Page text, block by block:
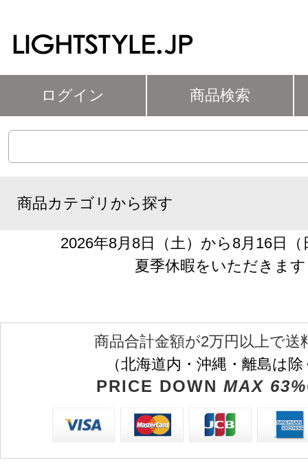
ログイン 商品検索
商品カテゴリから探す
2026年8月8日（土）から8月16日
夏季休暇をいただきます
商品合計金額が2万円以上で送
（北海道内・沖縄・離島は
PRICE DOWN MAX